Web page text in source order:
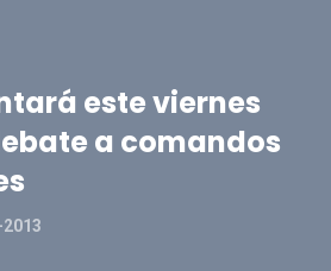
este viernes
a comandos